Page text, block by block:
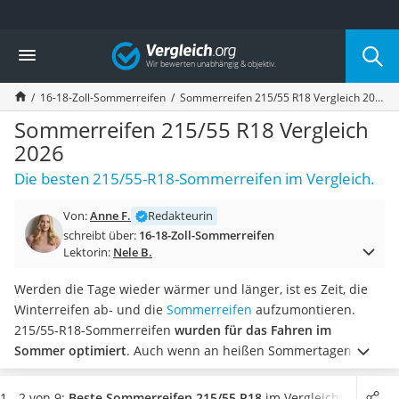
Die beliebtesten Vergleiche nach Kategorie
Auto & Motor
Fahrradträger-Anhängerkupplung (4 Fahrräder)
Fahrradträger
Fahrradträger (Anhängerkupplung)
Fahrradträger 3 Fahrräder
Benzinkanister (20 l)
Dashcam
Benzinkanister
Marderschreck
AGM-Batterie Wohnmobil
Thule-Fahrradträger
FM-Transmitter
Sommerreifen 205/55 R16
Autobatterie-Ladegerät
Vergleich
16-18-Zoll-Sommerreifen Sommerreifen 215/55 R18 Vergleich 2026
Sommerreifen 215/55 R18 Vergleich
2026
Die besten 215/55-R18-Sommerreifen im Vergleich.
Von:Anne F.
Redakteurin
schreibt über: 16-18-Zoll-Sommerreifen
Lektorin: Nele B.
Werden die Tage wieder wärmer und länger, ist es Zeit, die
Winterreifen ab- und die Sommerreifen aufzumontieren.
215/55-R18-Sommerreifen wurden für das Fahren im
Sommer optimiert. Auch wenn an heißen Sommertagen
hohe Temperaturen herrschen, wird die Gummimischung der
Sommerreifen nicht zu weich. Somit kommt es laut diversen